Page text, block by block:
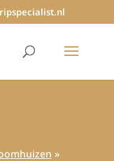
»